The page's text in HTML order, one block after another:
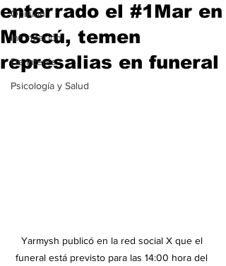
Opinión
Información
De interés
Psicología y Salud
enterrado el #1Mar en
Moscú, temen
represalias en funeral
Yarmysh publicó en la red social X que el
funeral está previsto para las 14:00 hora del